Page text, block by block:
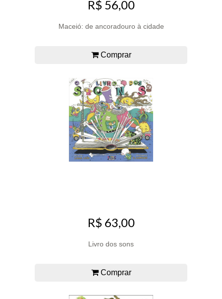
R$ 56,00
Maceió: de ancoradouro à cidade
Comprar
R$ 63,00
Livro dos sons
Comprar